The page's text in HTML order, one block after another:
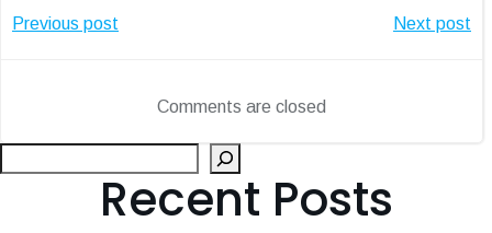
Post
navigation
Previous post Next post
Comments are closed
Recent Posts